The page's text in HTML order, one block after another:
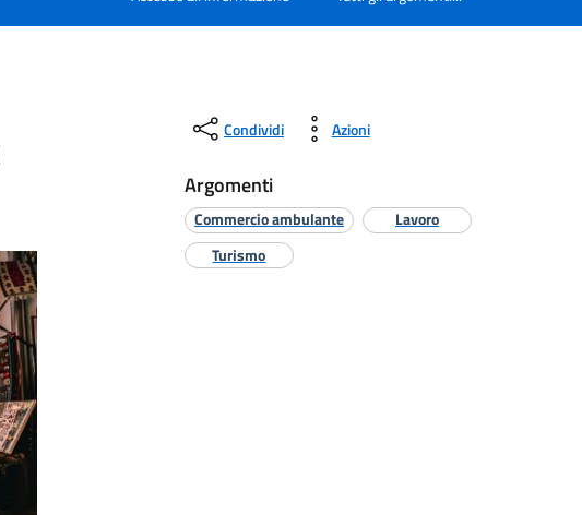
Condividi Azioni
Argomenti
Commercio ambulante
Lavoro
Turismo